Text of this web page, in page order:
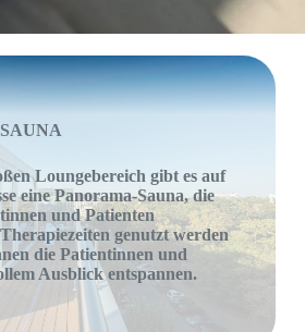
Loungebereich gibt es auf
eine Panorama-Sauna, die
und Patienten
genutzt werden
die Patientinnen und
Ausblick entspannen.